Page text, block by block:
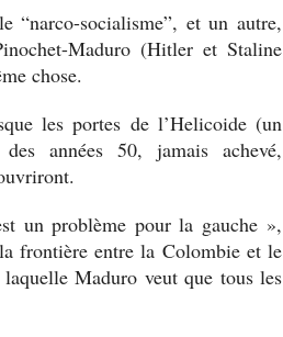
socialisme”, et un autre,
Maduro (Hitler et Staline
chose.
les portes de l’Helicoide (un
années 50, jamais achevé,
un problème pour la gauche »,
frontière entre la Colombie et le
Maduro veut que tous les